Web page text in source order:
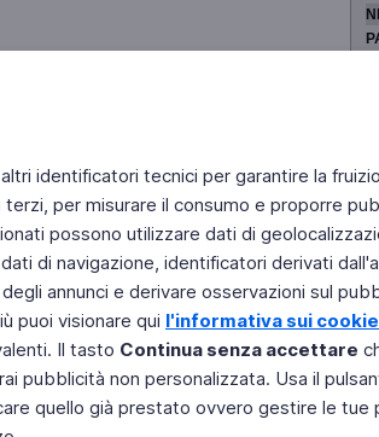
identificatori tecnici per garantire la
per misurare il consumo e proporre
possono utilizzare dati di
di navigazione, identificatori derivati
annunci e derivare osservazioni sul
puoi visionare qui l'informativa sui cookie
Il tasto Continua senza accettare
pubblicità non personalizzata. Usa il
quello già prestato ovvero gestire le tue
la tua Home Page Chi Siamo
Copyright © 2011 Rai - Tutti i diritti riservati
Engineered by RAI - Reti e Piattaforme